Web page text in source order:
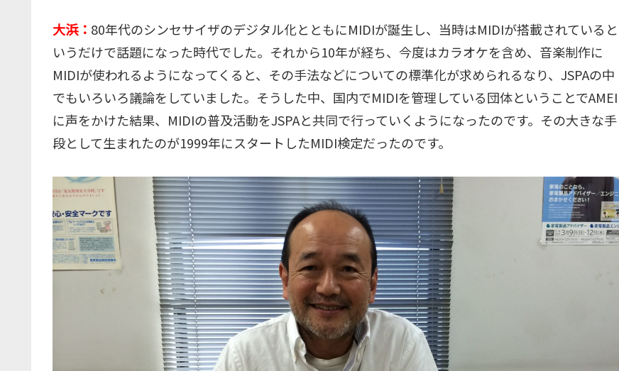
大浜： 80年代のシンセサイザのデジタル化とともにMIDIが誕生し、当時はMIDIが搭載されていると
いうだけで話題になった時代でした。それから10年が経ち、今度はカラオケを含め、音楽制作に
MIDIが使われるようになってくると、その手法などについての標準化が求められるなり、JSPAの中
でもいろいろ議論をしていました。そうした中、国内でMIDIを管理している団体ということでAMEI
に声をかけた結果、MIDIの普及活動をJSPAと共同で行っていくようになったのです。その大きな手
段として生まれたのが1999年にスタートしたMIDI検定だったのです。